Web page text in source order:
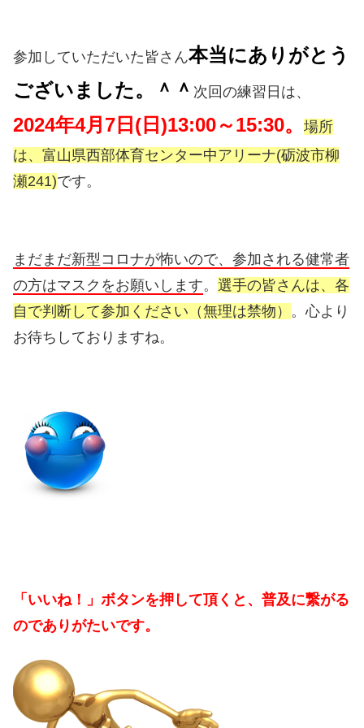
参加していただいた皆さん本当にありがとう
ございました。＾＾ 次回の練習日は、
2024年4月7日(日)13:00～15:30。
場所
は、富山県西部体育センター中アリーナ(砺波市柳
瀬241)です。
まだまだ新型コロナが怖いので、参加される健常者
の方はマスクをお願いします。 選手の皆さんは、各
自で判断して参加ください（無理は禁物） 。心より
お待ちしておりますね。
「いいね！」ボタンを押して頂くと、普及に繋がる
のでありがたいです。